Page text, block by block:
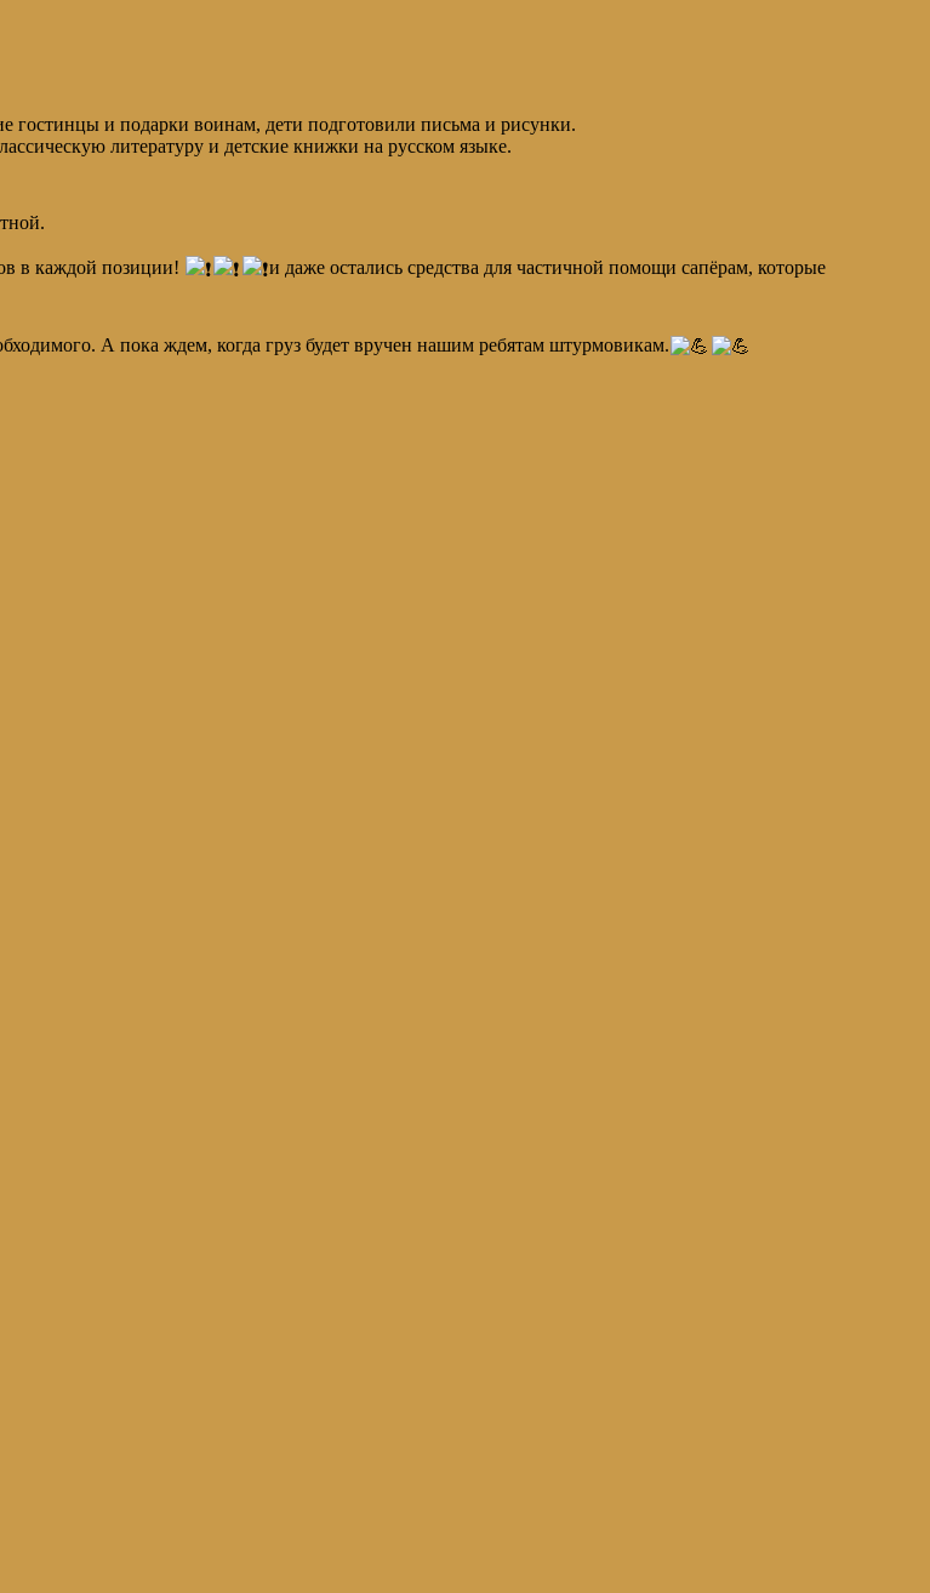
гостинцы и подарки воинам, дети подготовили письма и рисунки.
литературу и детские книжки на русском языке.
в каждой позиции!
и даже остались средства для частичной помощи сапёрам, которые
А пока ждем, когда груз будет вручен нашим ребятам штурмовикам.